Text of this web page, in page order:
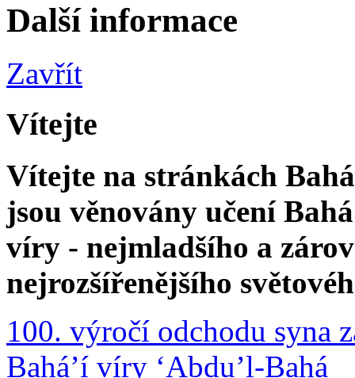
Další informace
Zavřít
Vítejte
Vítejte na stránkách
jsou věnovány učení
víry - nejmladšího a
nejrozšířenějšího
100. výročí odchodu syna
Bahá’í víry ‘Abdu’l-Bahá